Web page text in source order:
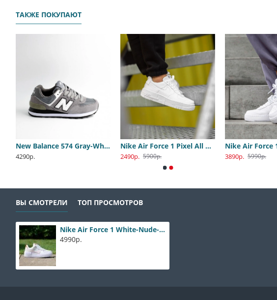
ТАКЖЕ ПОКУПАЮТ
New Balance 574 Gray-White
4290р.
Nike Air Force 1 Pixel All White
2490р. 5900р. 3890р. 5990р.
Adidas PureBoost All White
2400р.
Nike Jordan 1 Travis Olive
4400р. 8800р. 3800р. 5990р.
ВЫ СМОТРЕЛИ ТОП ПРОСМОТРОВ
Nike Air Force 1 White-Nude-Beige
4990р.